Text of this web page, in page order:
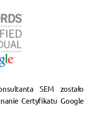
SEM zostało
Certyfikatu Google